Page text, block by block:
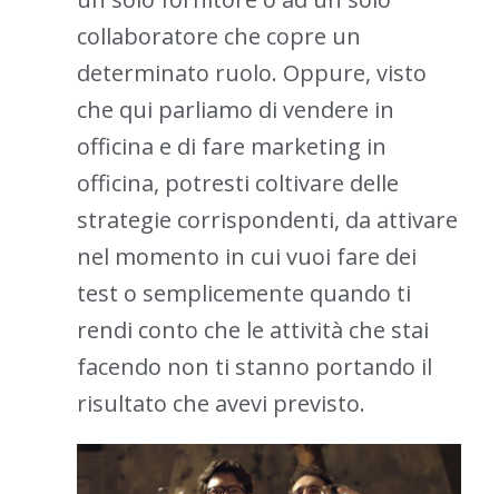
collaboratore che copre un
determinato ruolo. Oppure, visto
che qui parliamo di vendere in
officina e di fare marketing in
officina, potresti coltivare delle
strategie corrispondenti, da attivare
nel momento in cui vuoi fare dei
test o semplicemente quando ti
rendi conto che le attività che stai
facendo non ti stanno portando il
risultato che avevi previsto.